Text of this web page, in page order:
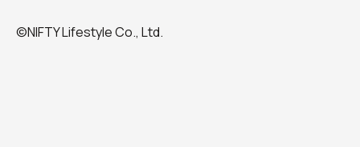
©NIFTY Lifestyle Co., Ltd.